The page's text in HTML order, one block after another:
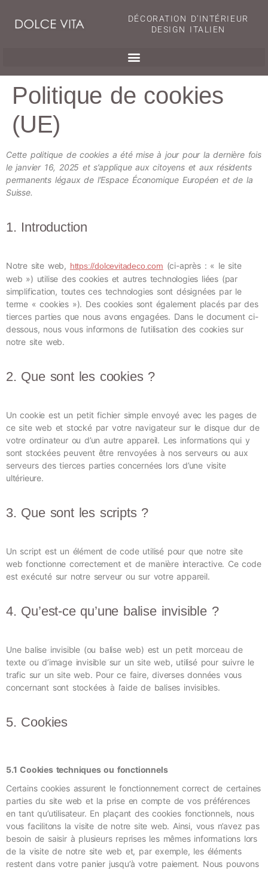
DÉCORATION D'INTÉRIEUR
DESIGN ITALIEN
Politique de cookies
(UE)
Cette politique de cookies a été mise à jour pour la dernière fois
le janvier 16, 2025 et s’applique aux citoyens et aux résidents
permanents légaux de l’Espace Économique Européen et de la
Suisse.
1. Introduction
Notre site web, https://dolcevitadeco.com (ci-après : « le site
web ») utilise des cookies et autres technologies liées (par
simplification, toutes ces technologies sont désignées par le
terme « cookies »). Des cookies sont également placés par des
tierces parties que nous avons engagées. Dans le document ci-
dessous, nous vous informons de l’utilisation des cookies sur
notre site web.
2. Que sont les cookies ?
Un cookie est un petit fichier simple envoyé avec les pages de
ce site web et stocké par votre navigateur sur le disque dur de
votre ordinateur ou d’un autre appareil. Les informations qui y
sont stockées peuvent être renvoyées à nos serveurs ou aux
serveurs des tierces parties concernées lors d’une visite
ultérieure.
3. Que sont les scripts ?
Un script est un élément de code utilisé pour que notre site
web fonctionne correctement et de manière interactive. Ce code
est exécuté sur notre serveur ou sur votre appareil.
4. Qu’est-ce qu’une balise invisible ?
Une balise invisible (ou balise web) est un petit morceau de
texte ou d’image invisible sur un site web, utilisé pour suivre le
trafic sur un site web. Pour ce faire, diverses données vous
concernant sont stockées à l’aide de balises invisibles.
5. Cookies
5.1 Cookies techniques ou fonctionnels
Certains cookies assurent le fonctionnement correct de certaines
parties du site web et la prise en compte de vos préférences
en tant qu’utilisateur. En plaçant des cookies fonctionnels, nous
vous facilitons la visite de notre site web. Ainsi, vous n’avez pas
besoin de saisir à plusieurs reprises les mêmes informations lors
de la visite de notre site web et, par exemple, les éléments
restent dans votre panier jusqu’à votre paiement. Nous pouvons